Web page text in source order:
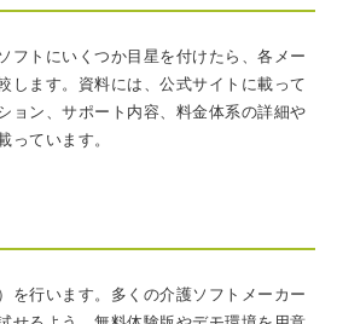
フトにいくつか目星を付けたら、各メー
します。資料には、公式サイトに載って
ョン、サポート内容、料金体系の詳細や
っています。
を行います。多くの介護ソフトメーカー